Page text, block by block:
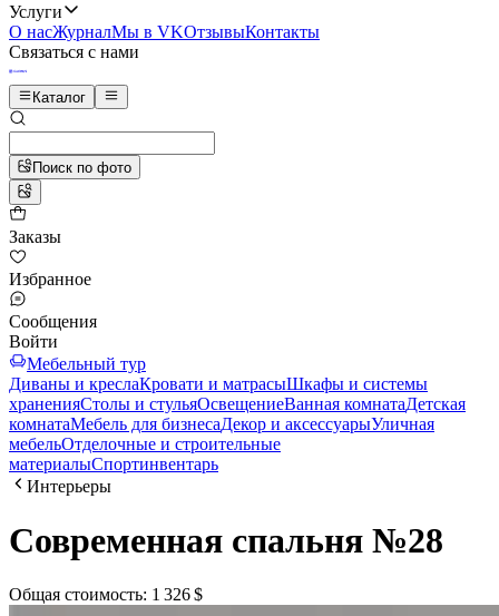
Услуги
О насЖурналМы в VKОтзывыКонтакты
Связаться с нами
Каталог
Поиск по фото
Заказы
Избранное
Сообщения
Войти
Мебельный тур
Диваны и креслаКровати и матрасыШкафы и системы
храненияСтолы и стульяОсвещениеВанная комнатаДетская
комнатаМебель для бизнесаДекор и аксессуарыУличная
мебельОтделочные и строительные
материалыСпортинвентарь
Интерьеры
Современная спальня №28
Общая стоимость: 1 326 $